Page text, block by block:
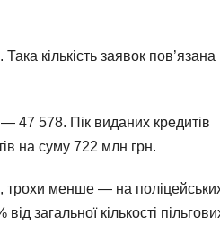
кількість заявок пов’язана
47 578. Пік виданих кредитів
на суму 722 млн грн.
трохи менше — на
загальної кількості